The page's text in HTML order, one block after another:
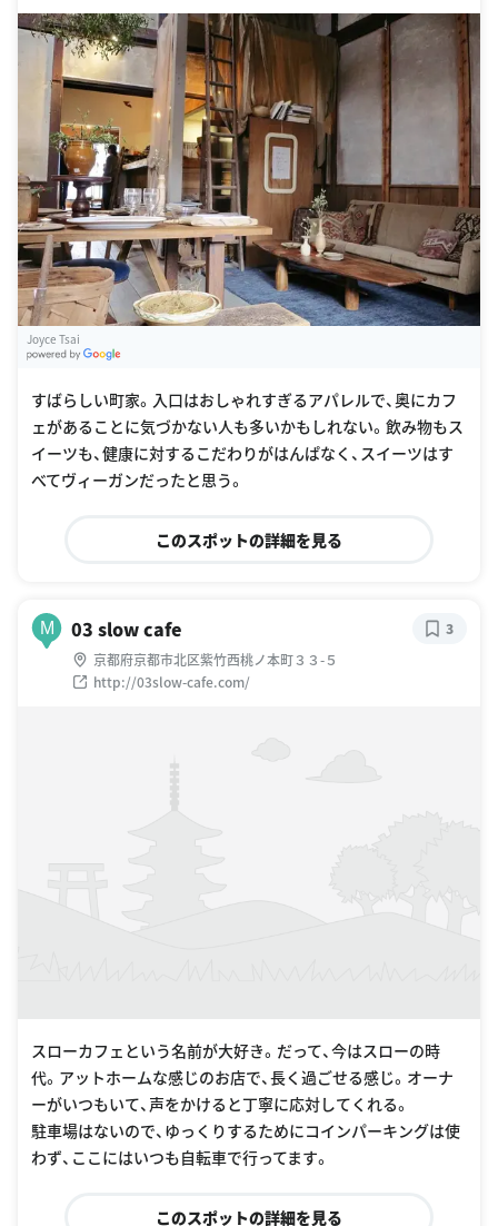
Joyce Tsai
すばらしい町家。入口はおしゃれすぎるアパレルで、奥にカフ
ェがあることに気づかない人も多いかもしれない。飲み物もス
イーツも、健康に対するこだわりがはんぱなく、スイーツはす
べてヴィーガンだったと思う。
このスポットの詳細を見る
M 03 slow cafe
京都府京都市北区紫竹西桃ノ本町３３-５
http://03slow-cafe.com/
3
スローカフェという名前が大好き。だって、今はスローの時
代。アットホームな感じのお店で、長く過ごせる感じ。オーナ
ーがいつもいて、声をかけると丁寧に応対してくれる。
駐車場はないので、ゆっくりするためにコインパーキングは使
わず、ここにはいつも自転車で行ってます。
このスポットの詳細を見る